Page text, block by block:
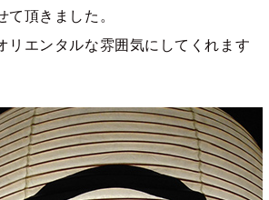
頂きました。
リエンタルな雰囲気にしてくれます